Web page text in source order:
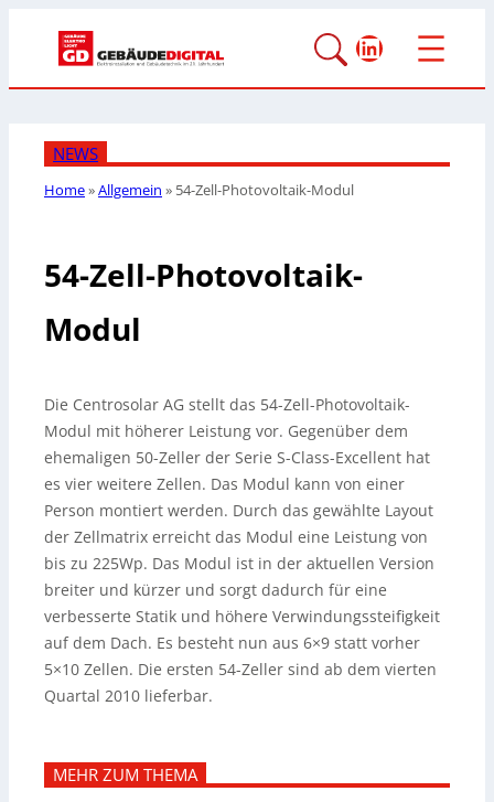
LinkedIn
NEWS
Home»Allgemein » 54-Zell-Photovoltaik-Modul
54-Zell-Photovoltaik-
Modul
Die Centrosolar AG stellt das 54-Zell-Photovoltaik-
Modul mit höherer Leistung vor. Gegenüber dem
ehemaligen 50-Zeller der Serie S-Class-Excellent hat
es vier weitere Zellen. Das Modul kann von einer
Person montiert werden. Durch das gewählte Layout
der Zellmatrix erreicht das Modul eine Leistung von
bis zu 225Wp. Das Modul ist in der aktuellen Version
breiter und kürzer und sorgt dadurch für eine
verbesserte Statik und höhere Verwindungssteifigkeit
auf dem Dach. Es besteht nun aus 6×9 statt vorher
5×10 Zellen. Die ersten 54-Zeller sind ab dem vierten
Quartal 2010 lieferbar.
MEHR ZUM THEMA